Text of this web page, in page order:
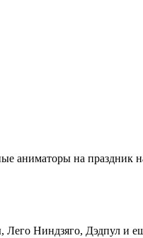
аниматоры на праздник
Лего Ниндзяго, Дэдпул и